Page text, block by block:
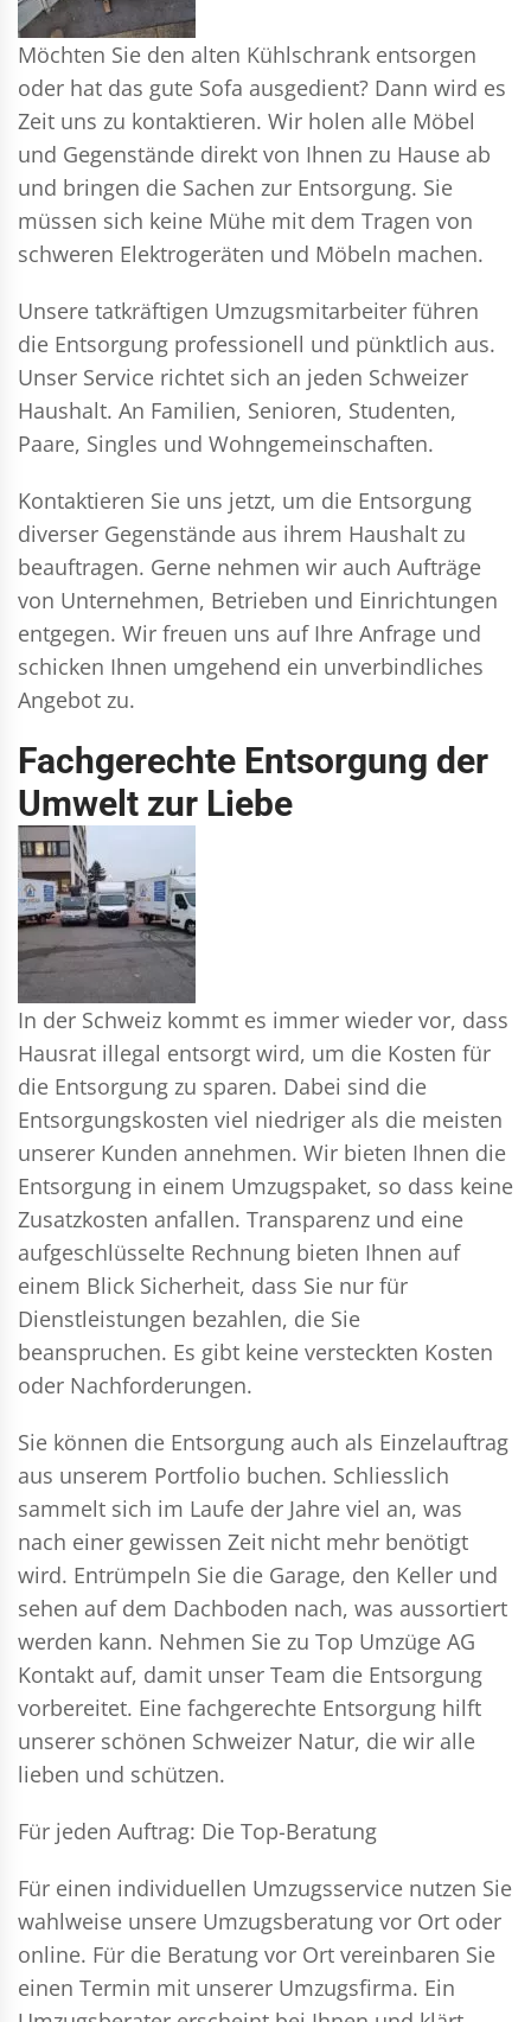
Möchten Sie den alten Kühlschrank entsorgen
oder hat das gute Sofa ausgedient? Dann wird es
Zeit uns zu kontaktieren. Wir holen alle Möbel
und Gegenstände direkt von Ihnen zu Hause ab
und bringen die Sachen zur Entsorgung. Sie
müssen sich keine Mühe mit dem Tragen von
schweren Elektrogeräten und Möbeln machen.
Unsere tatkräftigen Umzugsmitarbeiter führen
die Entsorgung professionell und pünktlich aus.
Unser Service richtet sich an jeden Schweizer
Haushalt. An Familien, Senioren, Studenten,
Paare, Singles und Wohngemeinschaften.
Kontaktieren Sie uns jetzt, um die Entsorgung
diverser Gegenstände aus ihrem Haushalt zu
beauftragen. Gerne nehmen wir auch Aufträge
von Unternehmen, Betrieben und Einrichtungen
entgegen. Wir freuen uns auf Ihre Anfrage und
schicken Ihnen umgehend ein unverbindliches
Angebot zu.
Fachgerechte Entsorgung der
Umwelt zur Liebe
In der Schweiz kommt es immer wieder vor, dass
Hausrat illegal entsorgt wird, um die Kosten für
die Entsorgung zu sparen. Dabei sind die
Entsorgungskosten viel niedriger als die meisten
unserer Kunden annehmen. Wir bieten Ihnen die
Entsorgung in einem Umzugspaket, so dass keine
Zusatzkosten anfallen. Transparenz und eine
aufgeschlüsselte Rechnung bieten Ihnen auf
einem Blick Sicherheit, dass Sie nur für
Dienstleistungen bezahlen, die Sie
beanspruchen. Es gibt keine versteckten Kosten
oder Nachforderungen.
Sie können die Entsorgung auch als Einzelauftrag
aus unserem Portfolio buchen. Schliesslich
sammelt sich im Laufe der Jahre viel an, was
nach einer gewissen Zeit nicht mehr benötigt
wird. Entrümpeln Sie die Garage, den Keller und
sehen auf dem Dachboden nach, was aussortiert
werden kann. Nehmen Sie zu Top Umzüge AG
Kontakt auf, damit unser Team die Entsorgung
vorbereitet. Eine fachgerechte Entsorgung hilft
unserer schönen Schweizer Natur, die wir alle
lieben und schützen.
Für jeden Auftrag: Die Top-Beratung
Für einen individuellen Umzugsservice nutzen Sie
wahlweise unsere Umzugsberatung vor Ort oder
online. Für die Beratung vor Ort vereinbaren Sie
einen Termin mit unserer Umzugsfirma. Ein